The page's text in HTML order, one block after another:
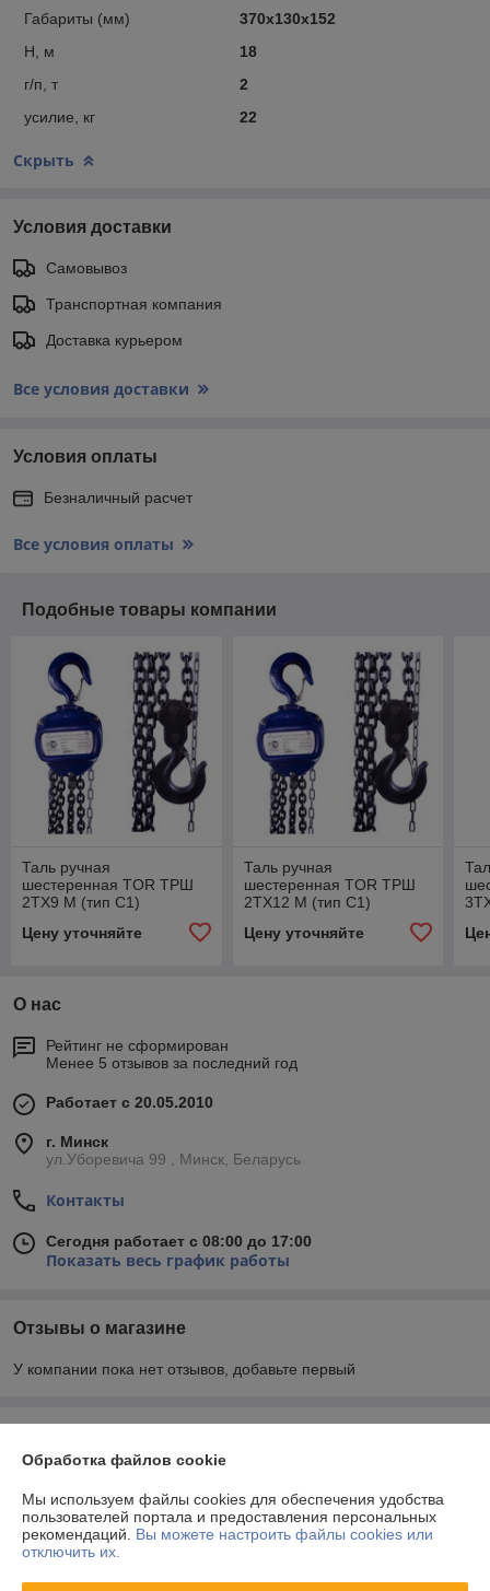
Габариты (мм)
370х130х152
Н, м
18
г/п, т
2
усилие, кг
22
Скрыть
Условия доставки
Самовывоз
Транспортная компания
Доставка курьером
Все условия доставки
Условия оплаты
Безналичный расчет
Все условия оплаты
Подобные товары компании
Таль ручная
шестеренная TOR ТРШ
2ТХ9 М (тип C1)
Цену уточняйте
Таль ручная
шестеренная TOR ТРШ
2ТХ12 М (тип C1)
Цену уточняйте
О нас
Рейтинг не сформирован
Менее 5 отзывов за последний год
Работает с 20.05.2010
г. Минск
ул.Уборевича 99 , Минск, Беларусь
Контакты
Сегодня работает с 08:00 до 17:00
Показать весь график работы
Отзывы о магазине
У компании пока нет отзывов, добавьте первый
Доставка и оплата
График работы
Обработка файлов cookie
Мы используем файлы cookies для обеспечения удобства
пользователей портала и предоставления персональных
рекомендаций. Вы можете настроить файлы cookies или
отключить их.